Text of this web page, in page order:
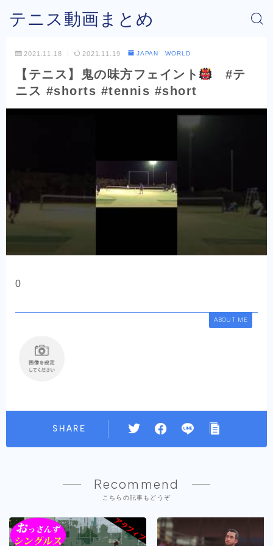
テニス動画まとめ
2021.11.18 2021.11.19 JAPAN WORLD
【テニス】鬼の味方フェイント
#テ
ニス #shorts #tennis #short
0
ABOUT ME
SHARE
Recommend
こちらの記事もどうぞ